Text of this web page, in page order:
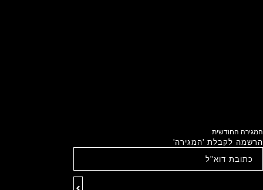
המגירה החודשית
הרשמה לקבלת 'המגירה'